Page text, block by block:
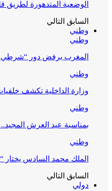
الوضعية المتدهورة لطريق
السابق التالي
وطني
وطني
المغرب يرفض دور “شرطي
وطني
وزارة الداخلية تكشف
وطني
بمناسبة عيد العرش
وطني
الملك محمد السادس يختار
السابق التالي
دولي